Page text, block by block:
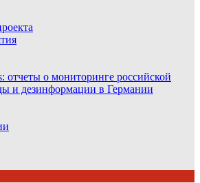
отчеты о мониторинге российской
и дезинформации в Германии